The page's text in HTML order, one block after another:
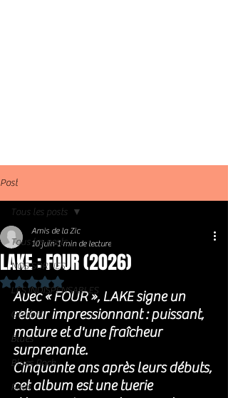
Post
Tous les posts
NOS SORTIES
LES INDISPENSABLES
Général
Blues
Blues Rock
Rock
Tous les posts
LAKE : FOUR (2026)
Amis de la Zic
10 juin 1 min de lecture
Noté NaN étoiles sur 5.
Avec « FOUR », LAKE signe un
retour impressionnant : puissant,
mature et d'une fraîcheur
surprenante.
Cinquante ans après leurs débuts,
cet album est une tuerie